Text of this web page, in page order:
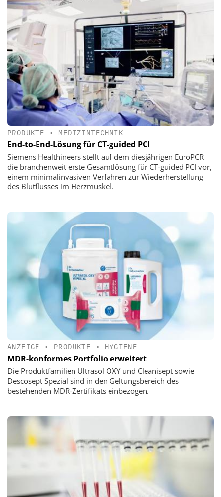
PRODUKTE • MEDIZINTECHNIK
End-to-End-Lösung für CT-guided PCI
Siemens Healthineers stellt auf dem diesjährigen EuroPCR
die branchenweit erste Gesamtlösung für CT-guided PCI vor,
einem minimalinvasiven Verfahren zur Wiederherstellung
des Blutflusses im Herzmuskel.
ANZEIGE • PRODUKTE • HYGIENE
MDR-konformes Portfolio erweitert
Die Produktfamilien Ultrasol OXY und Cleanisept sowie
Descosept Spezial sind in den Geltungsbereich des
bestehenden MDR-Zertifikats einbezogen.